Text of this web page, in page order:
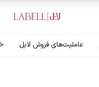
عاملیت‌های فروش لابل